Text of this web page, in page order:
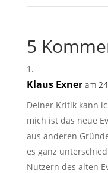
5
Klaus Exner am
Deiner Kritik kann
mich ist das neue
aus anderen
es ganz
Nutzern des alten